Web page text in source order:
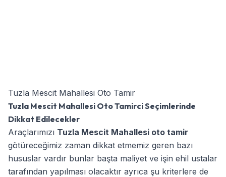
Tuzla Mescit Mahallesi Oto Tamir
Tuzla Mescit Mahallesi Oto Tamirci Seçimlerinde
Dikkat Edilecekler
Araçlarımızı Tuzla Mescit Mahallesi oto tamir
götüreceğimiz zaman dikkat etmemiz geren bazı
hususlar vardır bunlar başta maliyet ve işin ehil ustalar
tarafından yapılması olacaktır ayrıca şu kriterlere de